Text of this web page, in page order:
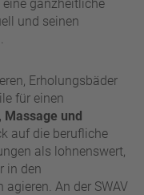
ganzheitliche
und seinen
Erholungsbäder
für einen
und
auf die berufliche
als lohnenswert,
in den
An der SWAV